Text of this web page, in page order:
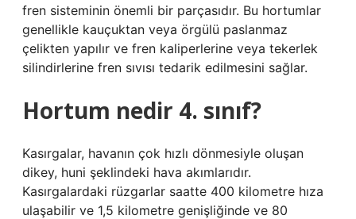
fren sisteminin önemli bir parçasıdır. Bu hortumlar
genellikle kauçuktan veya örgülü paslanmaz
çelikten yapılır ve fren kaliperlerine veya tekerlek
silindirlerine fren sıvısı tedarik edilmesini sağlar.
Hortum nedir 4. sınıf?
Kasırgalar, havanın çok hızlı dönmesiyle oluşan
dikey, huni şeklindeki hava akımlarıdır.
Kasırgalardaki rüzgarlar saatte 400 kilometre hıza
ulaşabilir ve 1,5 kilometre genişliğinde ve 80